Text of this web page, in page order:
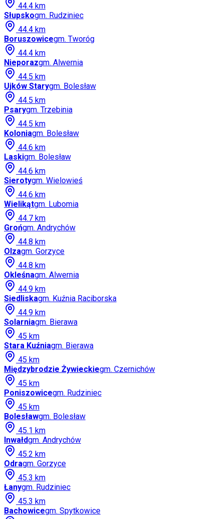
44.4 km
Słupskogm. Rudziniec
44.4 km
Boruszowicegm. Tworóg
44.4 km
Nieporazgm. Alwernia
44.5 km
Ujków Starygm. Bolesław
44.5 km
Psarygm. Trzebinia
44.5 km
Koloniagm. Bolesław
44.6 km
Laskigm. Bolesław
44.6 km
Sierotygm. Wielowieś
44.6 km
Wielikątgm. Lubomia
44.7 km
Grońgm. Andrychów
44.8 km
Olzagm. Gorzyce
44.8 km
Okleśnagm. Alwernia
44.9 km
Siedliskagm. Kuźnia Raciborska
44.9 km
Solarniagm. Bierawa
45 km
Stara Kuźniagm. Bierawa
45 km
Międzybrodzie Żywieckiegm. Czernichów
45 km
Poniszowicegm. Rudziniec
45 km
Bolesławgm. Bolesław
45.1 km
Inwałdgm. Andrychów
45.2 km
Odragm. Gorzyce
45.3 km
Łanygm. Rudziniec
45.3 km
Bachowicegm. Spytkowice